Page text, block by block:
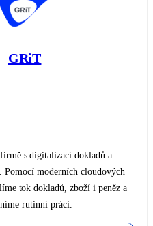
GRiT
s digitalizací dokladů a
Pomocí moderních cloudových
tok dokladů, zboží i peněz a
rutinní práci.